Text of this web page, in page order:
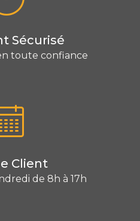
Sécurisé
toute confiance
Client
de 8h à 17h